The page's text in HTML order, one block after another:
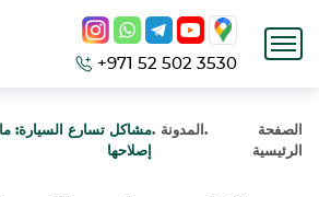
+971 52 502 3530
الصفحة
الرئيسية
. المدونة .مشاكل تسارع السيارة: ما
إصلاحها